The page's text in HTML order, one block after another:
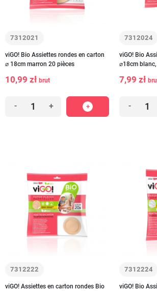
7312021
viGO! Bio Assiettes rondes en carton
⌀ 18cm marron 20 pièces
10,99 zł brut
- +
7312024
viGO! Bio
⌀18cm
7,99 zł
-
7312222
viGO! Assiettes en carton rondes Bio
7312224
viGO! Bio